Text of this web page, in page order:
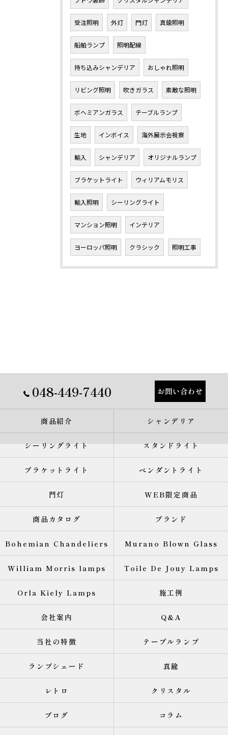
受注照明 外灯 門灯 真鍮照明
船舶ランプ 照明配線
持ち込みシャンデリア おしゃれ照明
リビング照明 吹きガラス 素敵な照明
ボヘミアンガラス テーブルランプ
生地 インボイス 海外展示会視察
輸入 シャンデリア オリジナルランプ
ブラケットライト ウィリアムモリス
輸入照明 シーリングライト
マンション照明 インテリア
ヨーロッパ照明 クラシック 照明工事
048-449-7440 お問い合わせ
商品紹介 シャンデリア
シーリングライト スタンドライト
ブラケットライト ペンダントライト
門灯 WEB限定商品
商品カタログ ブランド
Bohemian Chandeliers Murano Blown Glass
William Morris lamps Toile De Jouy Lamps
Orla Kiely Lamps 施工例
会社案内 Q&A
当社の特徴 テーブルランプ
ランプシェード 真鍮
レトロ クリスタル
ブログ コラム